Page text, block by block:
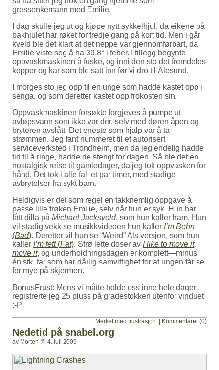
gressenkemann med Emilie.
I dag skulle jeg ut og kjøpe nytt sykkelhjul, da eikene på
bakhjulet har røket for tredje gang på kort tid. Men i går
kveld ble det klart at det neppe var gjennomførbart, da
Emilie viste seg å ha 39,8° i feber. I tillegg begynte
oppvaskmaskinen å fuske, og inni den sto det fremdeles
kopper og kar som ble satt inn før vi dro til Ålesund.
I morges sto jeg opp til en unge som hadde kastet opp i
senga, og som deretter kastet opp frokosten sin.
Oppvaskmaskinen forsøkte forgjeves å pumpe ut
avløpsvann som ikke var der, selv med døren åpen og
bryteren avslått. Det eneste som hjalp var å ta
strømmen. Jeg fant nummeret til et autorisert
serviceverksted i Trondheim, men da jeg endelig hadde
tid til å ringe, hadde de stengt for dagen. Så ble det en
nostalgisk reise til gamledager, da jeg tok oppvasken for
hånd. Det tok i alle fall et par timer, med stadige
avbrytelser fra sykt barn.
Heldigvis er det som regel en takknemlig oppgave å
passe lille frøken Emilie, selv når hun er syk. Hun har
fått dilla på Michael Jacksvold, som hun kaller ham. Hun
vil stadig vekk se musikkvideoen hun kaller I’m Behn
(Bad). Deretter vil hun se “Weird” Als versjon, som hun
kaller I’m fett(Fat). Strø lette doser av I like to move it,
move it, og underholdningsdagen er komplett—minus
én stk. far som har dårlig samvittighet for at ungen får se
for mye på skjermen.
BonusFrust: Mens vi måtte holde oss inne hele dagen,
registrerte jeg 25 pluss på gradestokken utenfor vinduet
:-P
Merket med:frustrasjon Kommentarer (0)
Nedetid på snabel.org
av Morten @ 4. juli 2009